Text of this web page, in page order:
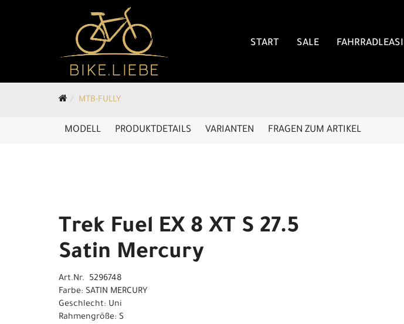
START SALE
MTB-FULLY
MODELL PRODUKTDETAILS VARIANTEN FRAGEN ZUM ARTIKEL
Trek Fuel EX 8 XT S 27.5
Satin Mercury
Art.Nr. 5296748
Farbe: SATIN MERCURY
Geschlecht: Uni
Rahmengröße: S